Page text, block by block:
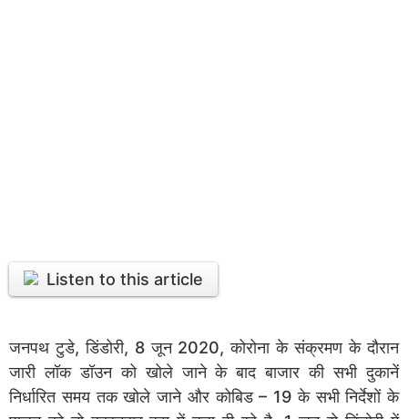
Listen to this article
जनपथ टुडे, डिंडोरी, 8 जून 2020, कोरोना के संक्रमण के दौरान
जारी लॉक डॉउन को खोले जाने के बाद बाजार की सभी दुकानें
निर्धारित समय तक खोले जाने और कोबिड – 19 के सभी निर्देशों के